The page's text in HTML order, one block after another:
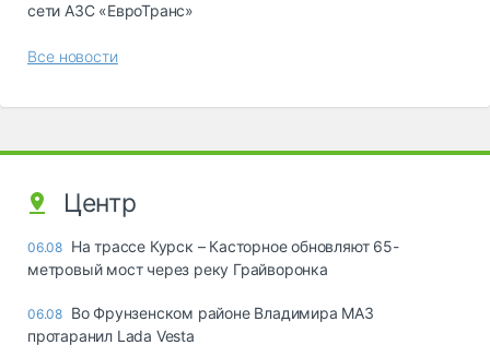
сети АЗС «ЕвроТранс»
Все новости
Центр
06.08 На трассе Курск – Касторное обновляют 65-
метровый мост через реку Грайворонка
06.08 Во Фрунзенском районе Владимира МАЗ
протаранил Lada Vesta